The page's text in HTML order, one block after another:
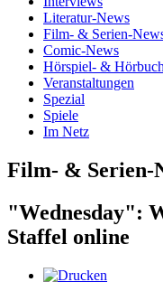
Literatur-News
Film- & Serien-
Comic-News
Hörspiel- &
Veranstaltungen
Spezial
Spiele
Im Netz
Film- & Serien-
"Wednesday":
Staffel online